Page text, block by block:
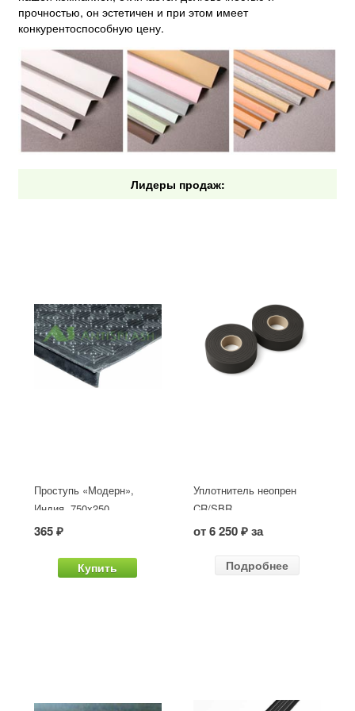
прочностью, он эстетичен и при этом имеет
конкурентоспособную цену.
Лидеры продаж:
Проступь «Модерн»,
Индия, 750x250
365 ₽
Купить
Уплотнитель неопрен
CR/SBR
от 6 250 ₽ за
Подробнее